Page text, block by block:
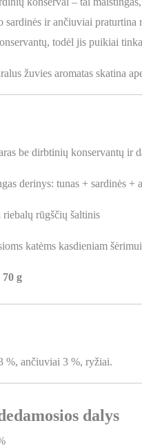
ir ančiuviai praturtina
todėl jis puikiai
žuvies aromatas skatina
be dirbtinių konservantų ir
derinys: tunas + sardinės +
riebalų rūgščių šaltinis
katėms kasdieniam šėrimui
70 g
%, ančiuviai 3 %, ryžiai.
dalys